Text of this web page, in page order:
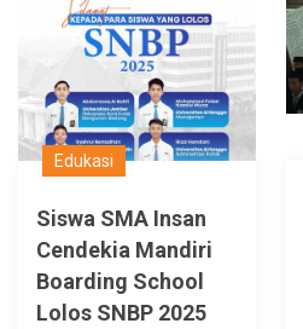
Edukasi
Siswa SMA Insan
Cendekia Mandiri
Boarding School
Lolos SNBP 2025